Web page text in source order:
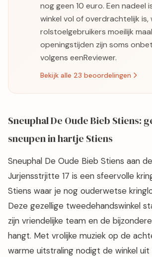
nog geen 10 euro. Een nadeel
winkel vol of overdrachtelijk
rolstoelgebruikers moeilijk
openingstijden zijn soms
volgens eenReviewer.
Bekijk alle 23 beoordelingen
Sneuphal De Oude Bieb Stiens:
sneupen in hartje Stiens
Sneuphal De Oude Bieb Stiens aan
Jurjensstrjitte 17 is een sfeervolle
Stiens waar je nog ouderwetse
Deze gezellige tweedehandswinkel
zijn vriendelijke team en de
hangt. Met vrolijke muziek op de
warme uitstraling nodigt de winkel